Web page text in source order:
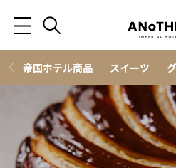
帝国ホテル商品 スイーツ